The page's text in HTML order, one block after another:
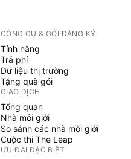
CÔNG CỤ & GÓI ĐĂNG KÝ
Tính năng
Trả phí
Dữ liệu thị trường
Tặng quà gói
GIAO DỊCH
Tổng quan
Nhà môi giới
So sánh các nhà môi giới
Cuộc thi The Leap
ƯU ĐÃI ĐẶC BIỆT